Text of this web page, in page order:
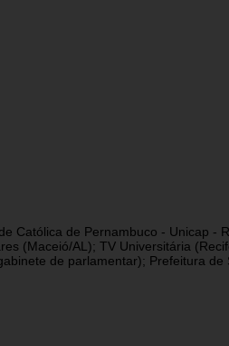
Católica de Pernambuco -
(Maceió/AL); TV Universitária
de parlamentar); Prefeitura